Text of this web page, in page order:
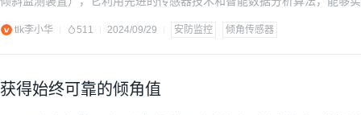
并处理杆塔倾斜等安全隐患，确保电网在恶劣天气条件下的稳定运行。
tlk李小华 511 2024/09/29 安防监控 倾角传感器
获得始终可靠的倾角值